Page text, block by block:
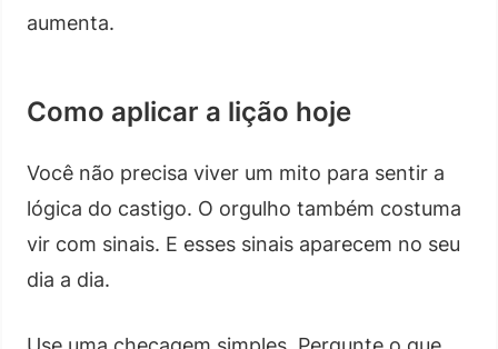
aumenta.
Como aplicar a lição hoje
Você não precisa viver um mito para sentir a
lógica do castigo. O orgulho também costuma
vir com sinais. E esses sinais aparecem no seu
dia a dia.